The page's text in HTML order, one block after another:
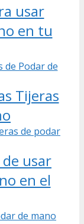
usar
en tu
Tijeras
usar
en el